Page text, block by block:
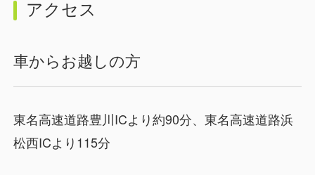
アクセス
車からお越しの方
東名高速道路豊川ICより約90分、東名高速道路浜
松西ICより115分